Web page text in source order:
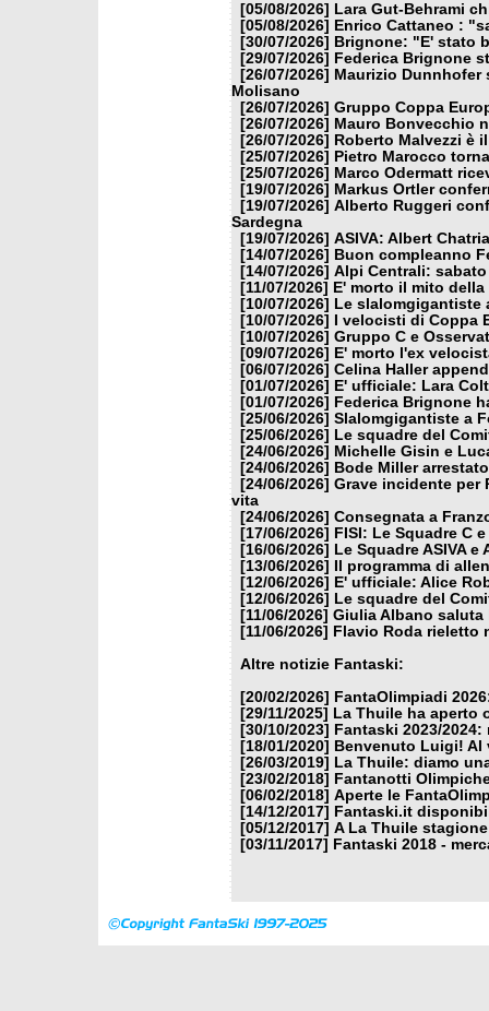
[05/08/2026]
Lara Gut-Behrami
[05/08/2026]
Enrico Cattaneo :
[30/07/2026]
Brignone: "E' stato
[29/07/2026]
Federica Brignone
[26/07/2026] Maurizio Dunnhofer
Molisano
[26/07/2026] Gruppo Coppa
[26/07/2026] Mauro Bonvecchio
[26/07/2026]
Roberto Malvezzi è
[25/07/2026]
Pietro Marocco
[25/07/2026] Marco Odermatt
[19/07/2026] Markus Ortler
[19/07/2026] Alberto Ruggeri
Sardegna
[19/07/2026] ASIVA: Albert
[14/07/2026]
Buon compleanno
[14/07/2026] Alpi Centrali:
[11/07/2026]
E' morto il mito
[10/07/2026]
Le
[10/07/2026]
I velocisti di Coppa
[10/07/2026] Gruppo C e
[09/07/2026]
E' morto l'ex
[06/07/2026] Celina Haller
[01/07/2026]
E' ufficiale: Lara
[01/07/2026]
Federica Brignone
[25/06/2026] Slalomgigantiste a
[25/06/2026]
Le squadre del
[24/06/2026] Michelle Gisin e
[24/06/2026]
Bode Miller
[24/06/2026] Grave incidente per
vita
[24/06/2026] Consegnata a
[17/06/2026]
FISI: Le Squadre C
[16/06/2026]
Le Squadre ASIVA
[13/06/2026]
Il programma di
[12/06/2026]
E' ufficiale: Alice
[12/06/2026]
Le squadre del
[11/06/2026] Giulia Albano saluta
[11/06/2026]
Flavio Roda rieletto
Altre notizie Fantaski:
[20/02/2026]
FantaOlimpiadi
[29/11/2025]
La Thuile ha aperto
[30/10/2023]
Fantaski 2023/
[18/01/2020]
Benvenuto Luigi! Al
[26/03/2019]
La Thuile: diamo
[23/02/2018]
Fantanotti
[06/02/2018] Aperte le
[14/12/2017]
Fantaski.it
[05/12/2017] A La Thuile
[03/11/2017]
Fantaski 2018 -